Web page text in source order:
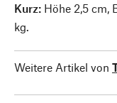
Kurz: Höhe 2,5 cm,
kg.
Weitere Artikel von